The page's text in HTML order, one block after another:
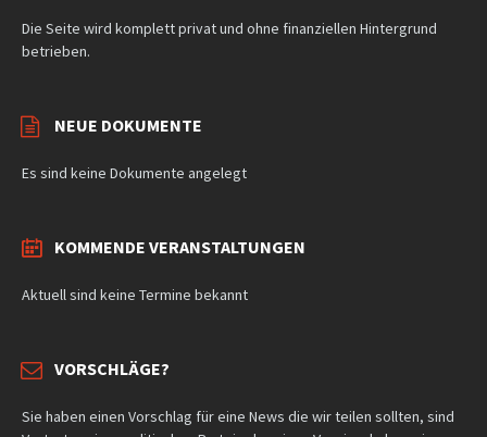
Die Seite wird komplett privat und ohne finanziellen Hintergrund
betrieben.
NEUE DOKUMENTE
Es sind keine Dokumente angelegt
KOMMENDE VERANSTALTUNGEN
Aktuell sind keine Termine bekannt
VORSCHLÄGE?
Sie haben einen Vorschlag für eine News die wir teilen sollten, sind